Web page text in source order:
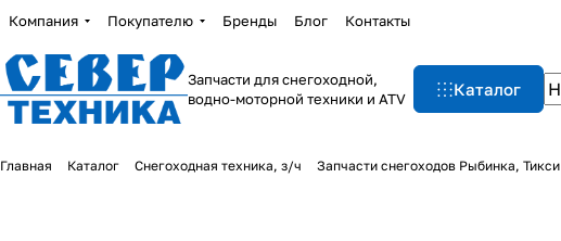
Компания Покупателю Бренды Блог Контакты
Запчасти для снегоходной,
водно-моторной техники и ATV
Каталог
Главная Каталог Снегоходная техника, з/ч Запчасти снегоходов Рыбинка, Тикси